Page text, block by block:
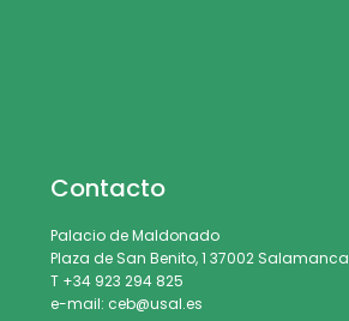
Contacto
Palacio de Maldonado
Plaza de San Benito, 1 37002 Salamanca
T +34 923 294 825
e-mail: ceb@usal.es